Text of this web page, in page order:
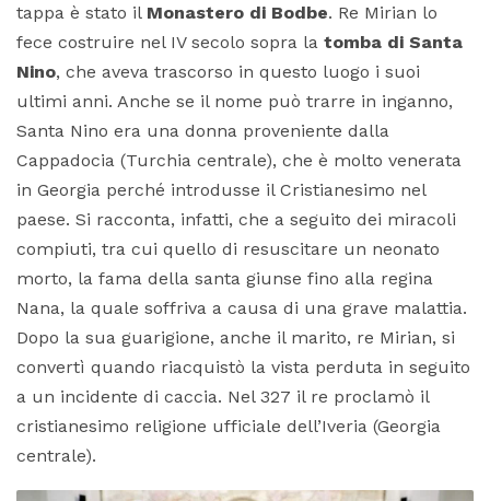
tappa è stato il Monastero di Bodbe. Re Mirian lo
fece costruire nel IV secolo sopra la tomba di Santa
Nino, che aveva trascorso in questo luogo i suoi
ultimi anni. Anche se il nome può trarre in inganno,
Santa Nino era una donna proveniente dalla
Cappadocia (Turchia centrale), che è molto venerata
in Georgia perché introdusse il Cristianesimo nel
paese. Si racconta, infatti, che a seguito dei miracoli
compiuti, tra cui quello di resuscitare un neonato
morto, la fama della santa giunse fino alla regina
Nana, la quale soffriva a causa di una grave malattia.
Dopo la sua guarigione, anche il marito, re Mirian, si
convertì quando riacquistò la vista perduta in seguito
a un incidente di caccia. Nel 327 il re proclamò il
cristianesimo religione ufficiale dell’Iveria (Georgia
centrale).